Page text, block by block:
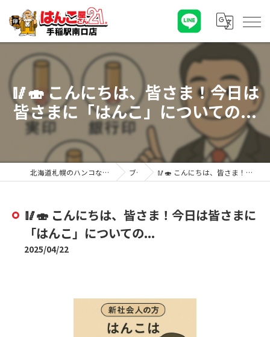
🥢🍣 こんにちは、皆さま！今日は
皆さまに「はんこ」についての...
北海道札幌のハンコならはんこ屋さん21手稲駅南口店 ブログ 🥢🍣 こんにちは、皆さま！今日は皆さまに「はんこ」についての...
🥢🍣 こんにちは、皆さま！今日は皆さまに
「はんこ」についての...
2025/04/22